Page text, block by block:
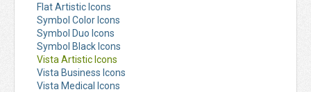
Flat Artistic Icons
Symbol Color Icons
Symbol Duo Icons
Symbol Black Icons
Vista Artistic Icons
Vista Business Icons
Vista Medical Icons